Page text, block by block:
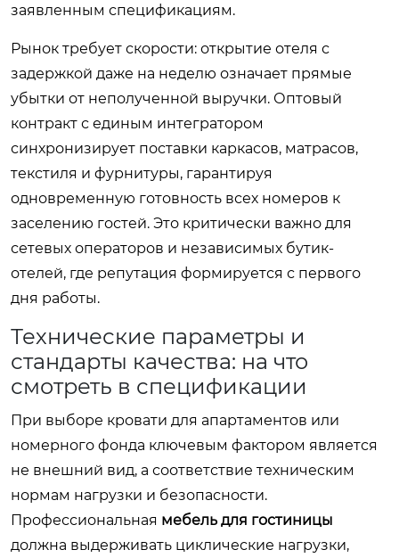
заявленным спецификациям.
Рынок требует скорости: открытие отеля с
задержкой даже на неделю означает прямые
убытки от неполученной выручки. Оптовый
контракт с единым интегратором
синхронизирует поставки каркасов, матрасов,
текстиля и фурнитуры, гарантируя
одновременную готовность всех номеров к
заселению гостей. Это критически важно для
сетевых операторов и независимых бутик-
отелей, где репутация формируется с первого
дня работы.
Технические параметры и
стандарты качества: на что
смотреть в спецификации
При выборе кровати для апартаментов или
номерного фонда ключевым фактором является
не внешний вид, а соответствие техническим
нормам нагрузки и безопасности.
Профессиональная мебель для гостиницы
должна выдерживать циклические нагрузки,